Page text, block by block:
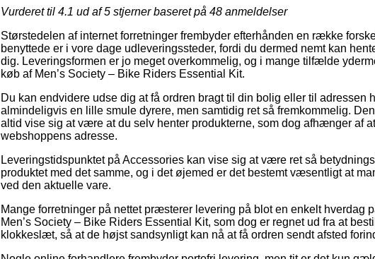
Vurderet til 4.1 ud af 5 stjerner baseret på 48 anmeldelser
Størstedelen af internet forretninger frembyder efterhånden en række
benyttede er i vore dage udleveringssteder, fordi du dermed nemt kan
dig. Leveringsformen er jo meget overkommelig, og i mange tilfælde
køb af Men’s Society – Bike Riders Essential Kit.
Du kan endvidere udse dig at få ordren bragt til din bolig eller til adressen
almindeligvis en lille smule dyrere, men samtidig ret så fremkommelig.
altid vise sig at være at du selv henter produkterne, som dog afhænger af
webshoppens adresse.
Leveringstidspunktet på Accessories kan vise sig at være ret så
produktet med det samme, og i det øjemed er det bestemt væsentligt at
ved den aktuelle vare.
Mange forretninger på nettet præsterer levering på blot en enkelt hverdag
Men’s Society – Bike Riders Essential Kit, som dog er regnet ud fra at
klokkeslæt, så at de højst sandsynligt kan nå at få ordren sendt afsted